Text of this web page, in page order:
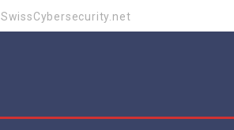
SwissCybersecurity.net